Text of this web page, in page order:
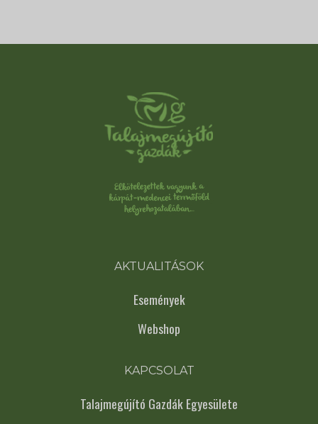
AKTUALITÁSOK
Események
Webshop
KAPCSOLAT
Talajmegújító Gazdák Egyesülete